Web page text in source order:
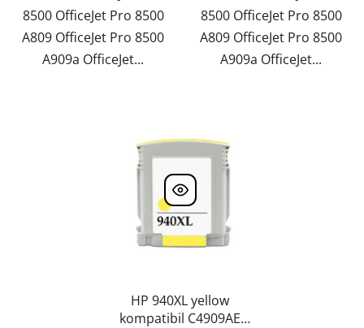
8500 OfficeJet Pro 8500
A809 OfficeJet Pro 8500
A909a OfficeJet...
8500 OfficeJet Pro 8500
A809 OfficeJet Pro 8500
A909a OfficeJet...
HP 940XL yellow
kompatibil C4909AE